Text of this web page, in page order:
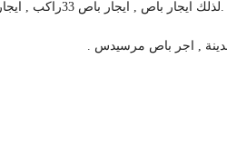
باص 33راكب , ايجار باص سابتكو , ايجار باص يومي , ايجار باص 33 راكب ,
, اجر باص مرسيدس .